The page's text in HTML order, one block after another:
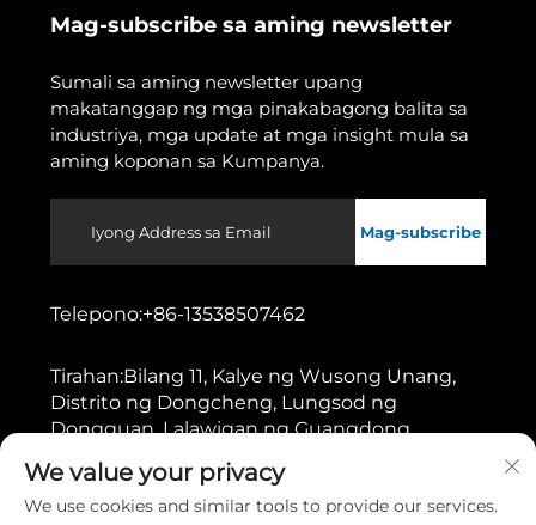
Mag-subscribe sa aming newsletter
Sumali sa aming newsletter upang
makatanggap ng mga pinakabagong balita sa
industriya, mga update at mga insight mula sa
aming koponan sa Kumpanya.
Mag-subscribe
Telepono:+86-13538507462
Tirahan:Bilang 11, Kalye ng Wusong Unang,
Distrito ng Dongcheng, Lungsod ng
Dongguan, Lalawigan ng Guangdong
Copyright © 2026 ng Dongguan Gaoshang Machinery Co.,
We value your privacy
We use cookies and similar tools to provide our services.